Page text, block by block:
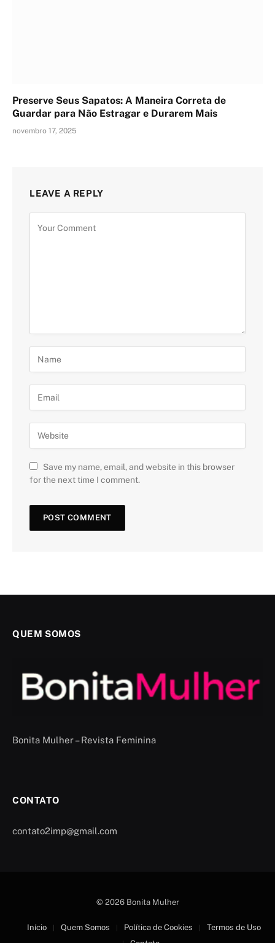
Preserve Seus Sapatos: A Maneira Correta de
Guardar para Não Estragar e Durarem Mais
novembro 17, 2025
LEAVE A REPLY
Save my name, email, and website in this browser
for the next time I comment.
QUEM SOMOS
Bonita Mulher – Revista Feminina
CONTATO
contato2imp@gmail.com
© 2026 Bonita Mulher
Início Quem Somos Política de Cookies
Termos de Uso